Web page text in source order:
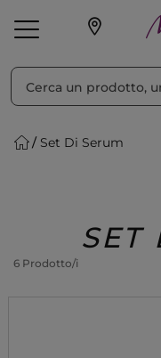
Make-up
Set Di Serum
SET
6 Prodotto/i
Ordina per